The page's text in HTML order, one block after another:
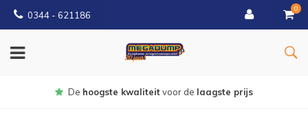
0344 - 621186
0
Gratisbezorgd vanaf € 150